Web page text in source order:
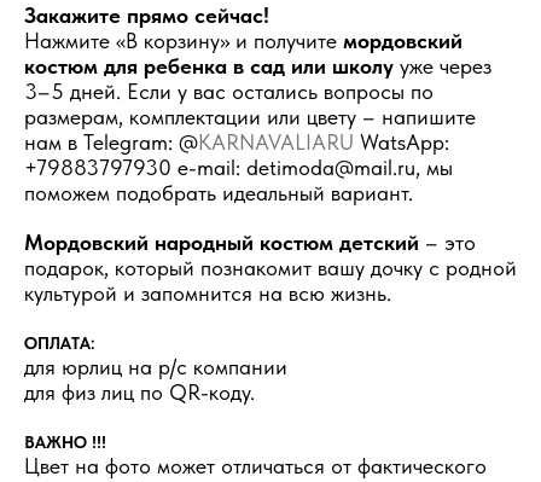
Закажите прямо сейчас!
Нажмите «В корзину» и получите мордовский
костюм для ребенка в сад или школу уже через
3–5 дней. Если у вас остались вопросы по
размерам, комплектации или цвету – напишите
нам в Telegram: @KARNAVALIARU WatsApp:
+79883797930 e-mail: detimoda@mail.ru, мы
поможем подобрать идеальный вариант.
Мордовский народный костюм детский – это
подарок, который познакомит вашу дочку с родной
культурой и запомнится на всю жизнь.
ОПЛАТА:
для юрлиц на р/с компании
для физ лиц по QR-коду.
ВАЖНО !!!
Цвет на фото может отличаться от фактического